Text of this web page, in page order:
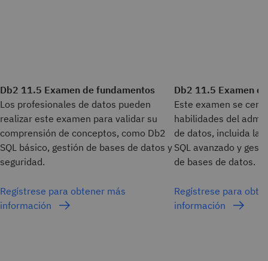
Db2 11.5 Examen de fundamentos
Los profesionales de datos pueden
realizar este examen para validar su
comprensión de conceptos, como Db2
SQL básico, gestión de bases de datos y
seguridad.
Regístrese para obtener más
información
Db2 11.5 Examen
Este examen se
habilidades del
de datos, incluida la
SQL avanzado y
de bases de datos.
Regístrese para
información